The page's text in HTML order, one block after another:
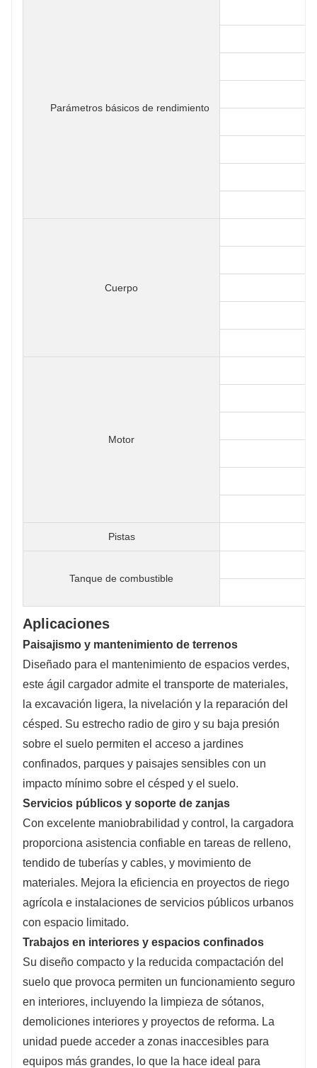
Parámetros básicos de rendimiento
Cuerpo
Motor
Pistas
Tanque de combustible
Aplicaciones
Paisajismo y mantenimiento de terrenos
Diseñado para el mantenimiento de espacios verdes,
este ágil cargador admite el transporte de materiales,
la excavación ligera, la nivelación y la reparación del
césped. Su estrecho radio de giro y su baja presión
sobre el suelo permiten el acceso a jardines
confinados, parques y paisajes sensibles con un
impacto mínimo sobre el césped y el suelo.
Servicios públicos y soporte de zanjas
Con excelente maniobrabilidad y control, la cargadora
proporciona asistencia confiable en tareas de relleno,
tendido de tuberías y cables, y movimiento de
materiales. Mejora la eficiencia en proyectos de riego
agrícola e instalaciones de servicios públicos urbanos
con espacio limitado.
Trabajos en interiores y espacios confinados
Su diseño compacto y la reducida compactación del
suelo que provoca permiten un funcionamiento seguro
en interiores, incluyendo la limpieza de sótanos,
demoliciones interiores y proyectos de reforma. La
unidad puede acceder a zonas inaccesibles para
equipos más grandes, lo que la hace ideal para